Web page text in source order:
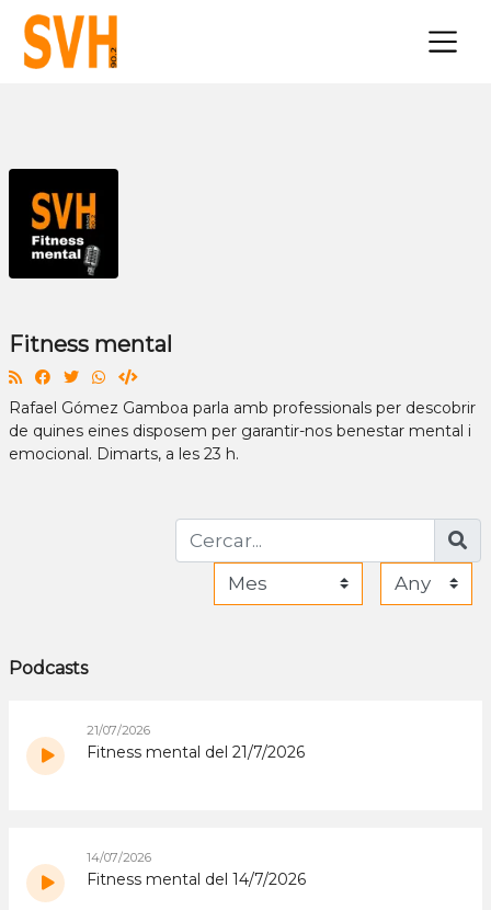
×
Fitness mental
Rafael Gómez Gamboa parla amb professionals per descobrir
de quines eines disposem per garantir-nos benestar mental i
emocional. Dimarts, a les 23 h.
Podcasts
21/07/2026
Fitness mental del 21/7/2026
14/07/2026
Fitness mental del 14/7/2026